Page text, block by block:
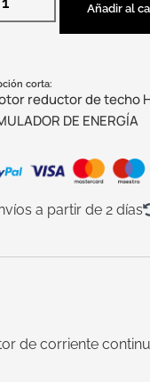
Añadir al
corta:
reductor de techo
DE ENERGÍA
a partir de 2 días
de corriente